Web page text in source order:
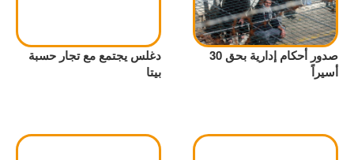
صدور أحكام إدارية بحق 30
أسيراً
دغلس يجتمع مع تجار حسبة
بيتا